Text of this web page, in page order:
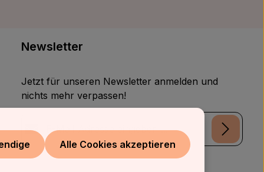
Newsletter
Jetzt für unseren Newsletter anmelden und
nichts mehr verpassen!
Datenschutz
Alle Cookies akzeptieren